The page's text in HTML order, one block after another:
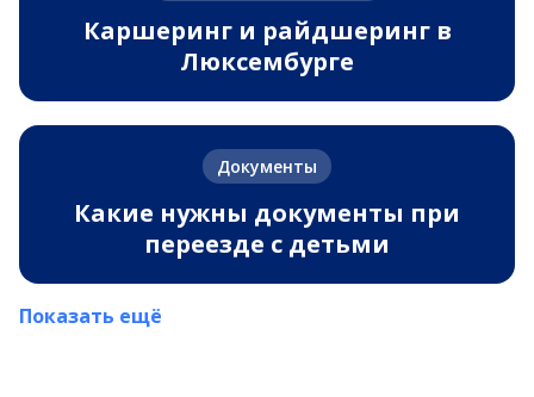
Каршеринг и райдшеринг в
Люксембурге
Документы
Какие нужны документы при
переезде с детьми
Показать ещё